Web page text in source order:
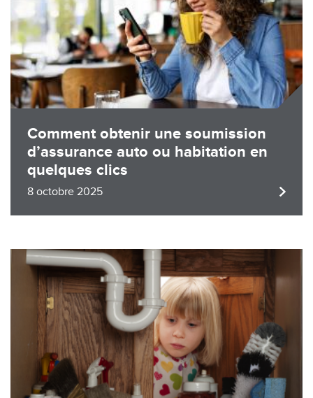
Comment obtenir une soumission
d’assurance auto ou habitation en
quelques clics
8 octobre 2025
Image